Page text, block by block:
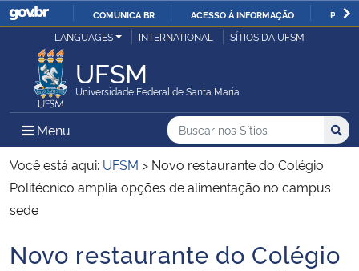
IR
COMUNICA BR ACESSO À INFORMAÇÃO
Ministério da Justiça e Segurança Pública
Ministério da Defesa
Ministério das Relações Exteriores
Ministério da Economia
Ministério da Infraestrutura
LANGUAGES INTERNATIONAL SÍTIOS DA UFSM
UFSM
Universidade Federal de Santa Maria
Menu Menu Principal do Sítio
Busca
Buscar no nos Sítios
Busca:
Você está aqui: UFSM > Novo restaurante do Colégio
Politécnico amplia opções de alimentação no campus
sede
Início do conteúdo
Novo restaurante do Colégio